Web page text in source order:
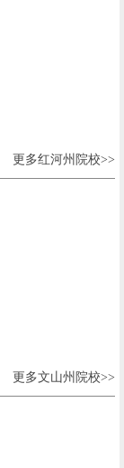
更多红河州院校>>
更多文山州院校>>